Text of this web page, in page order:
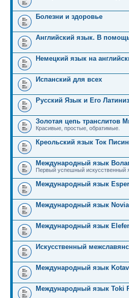
Болезни и здоровье
Английский язык. В
Немецкий язык на
Испанский для всех
Русский Язык и Его
Золотая цепь транслитов
Красивые, простые, обратимые.
Креольский язык Ток
Международный язык
Первый успешный искусственный
Международный язык
Международный язык
Международный язык
Искусственный
Международный язык
Международный язык Toki